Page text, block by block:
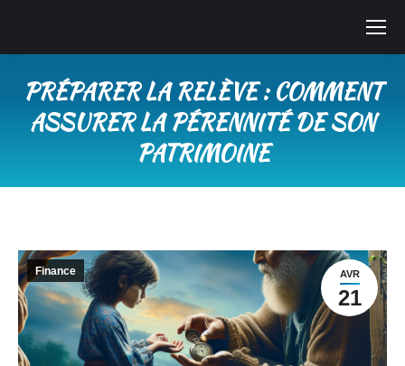
PRÉPARER LA RELÈVE : COMMENT
ASSURER LA PÉRENNITÉ DE SON
PATRIMOINE
AVR
21
Finance